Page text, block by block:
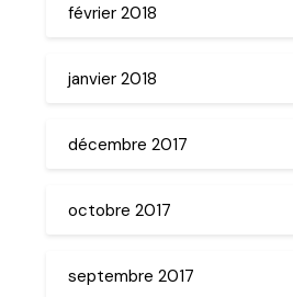
février 2018
janvier 2018
décembre 2017
octobre 2017
septembre 2017